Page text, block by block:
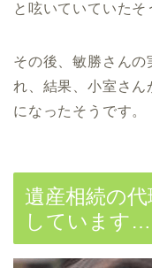
と呟いていていたそ
その後、敏勝さん
れ、結果、小室さん
になったそうです。
遺産相続の
しています…